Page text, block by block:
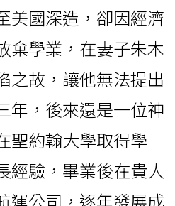
美國深造，卻因經濟
棄學業，在妻子朱木
之故，讓他無法提出
年，後來還是一位神
聖約翰大學取得學
經驗，畢業後在貴人
運公司，逐年發展成